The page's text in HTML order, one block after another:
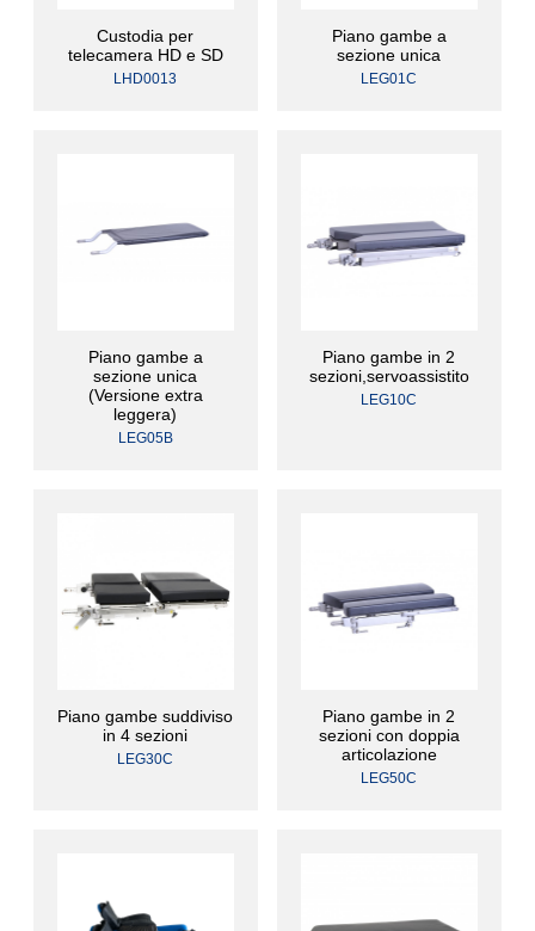
Custodia per
telecamera HD e SD
LHD0013
Piano gambe a
sezione unica
LEG01C
Piano gambe a
sezione unica
(Versione extra
leggera)
LEG05B
Piano gambe in 2
sezioni,servoassistito
LEG10C
Piano gambe suddiviso
in 4 sezioni
LEG30C
Piano gambe in 2
sezioni con doppia
articolazione
LEG50C